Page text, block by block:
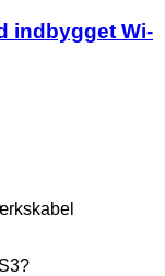
indbygget Wi-